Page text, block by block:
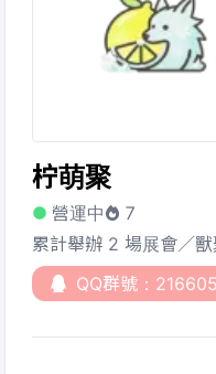
柠萌聚
營運中
7
累計舉辦 2 場展會／獸
QQ群號：